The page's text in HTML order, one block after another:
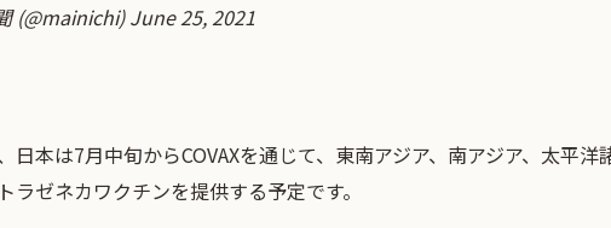
(@mainichi)June 25, 2021
日本は7月中旬からCOVAXを通じて、東南アジア、南アジア、太平
ラゼネカワクチンを提供する予定です。